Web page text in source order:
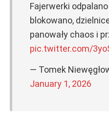
Fajerwerki
blokowano,
panowały chaos i
pic.twitter.com/
— Tomek
January 1, 2026